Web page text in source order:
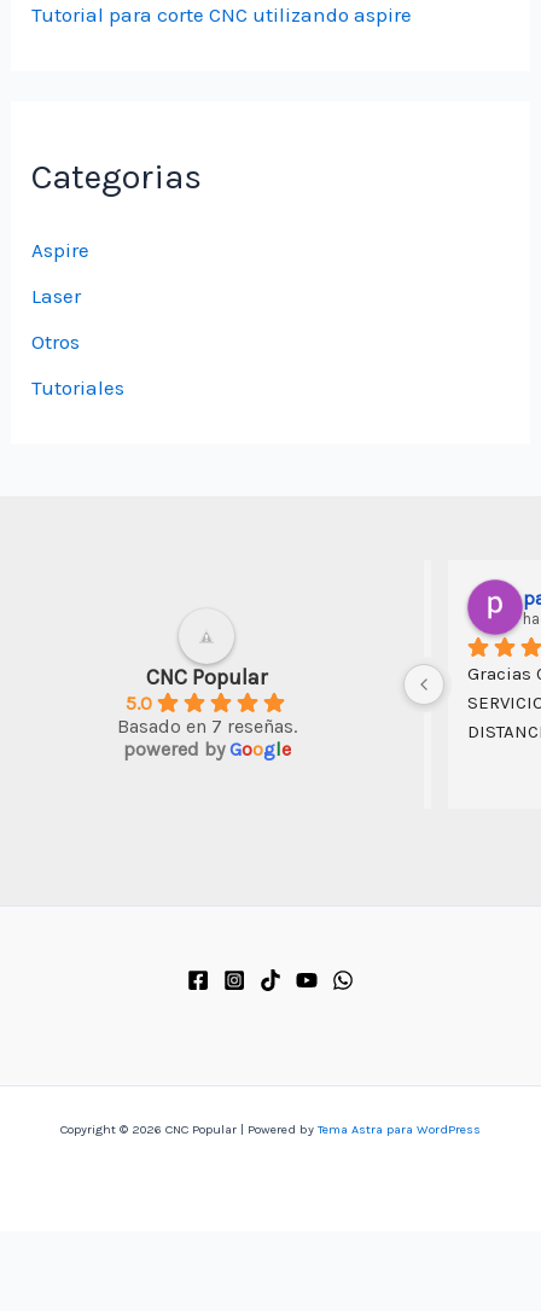
Tutorial para corte CNC utilizando aspire
Categorias
Aspire
Laser
Otros
Tutoriales
CNC Popular
5.0
Basado en 7 reseñas.
powered byGoogle
Muy
atendió,
trabajos
Copyright © 2026 CNC Popular | Powered by Tema Astra para WordPress